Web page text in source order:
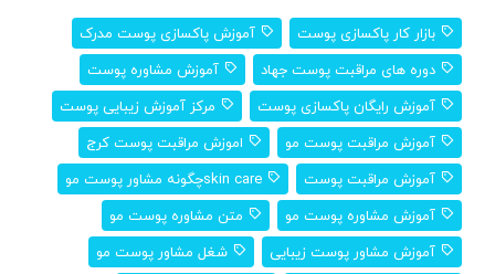
بازار کار پاکسازی پوست
آموزش پاکسازی پوست مدرک
دوره های مراقبت پوست جهاد
آموزش مشاوره پوست
آموزش رایگان پاکسازی پوست
مرکز آموزش زیبایی پوست
آموزش مراقبت پوست مو
اموزش مراقبت پوست کرج
آموزش مراقبت پوست
skin careچگونه مشاور پوست مو
آموزش مشاوره پوست مو
متن مشاوره پوست مو
آموزش مشاور پوست زیبایی
شغل مشاور پوست مو